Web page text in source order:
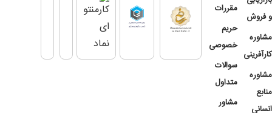
و فروش
مشاوره
کارآفرینی
مشاوره
منابع
انسانی
مقررات
حریم
خصوصی
سوالات
متداول
مشاور